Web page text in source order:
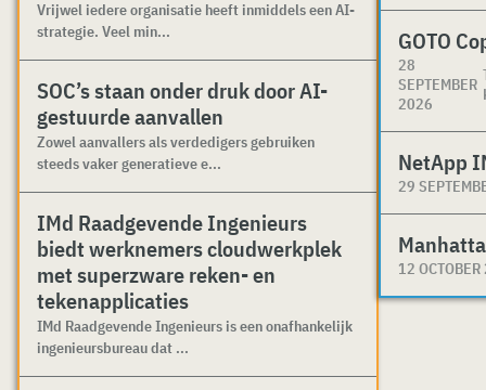
Vrijwel iedere organisatie heeft inmiddels een AI-
strategie. Veel min...
SOC’s staan onder druk door AI-
gestuurde aanvallen
Zowel aanvallers als verdedigers gebruiken
steeds vaker generatieve e...
IMd Raadgevende Ingenieurs
biedt werknemers cloudwerkplek
met superzware reken- en
tekenapplicaties
IMd Raadgevende Ingenieurs is een onafhankelijk
ingenieursbureau dat ...
GOTO
28
SEPTEMBER
2026
NetApp
29
12